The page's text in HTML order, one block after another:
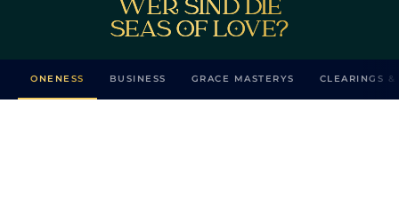
WER SIND DIE
SEAS OF LOVE?
ONENESS BUSINESS GRACE MASTERYS CLEARINGS &